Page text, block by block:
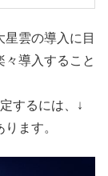
雲の導入に目
導入すること
するには、↓
ます。